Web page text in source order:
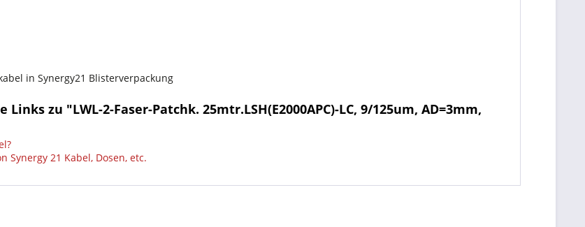
in Synergy21 Blisterverpackung
zu "LWL-2-Faser-Patchk. 25mtr.LSH(E2000APC)-LC, 9/125um, AD=3mm,
Synergy 21 Kabel, Dosen, etc.